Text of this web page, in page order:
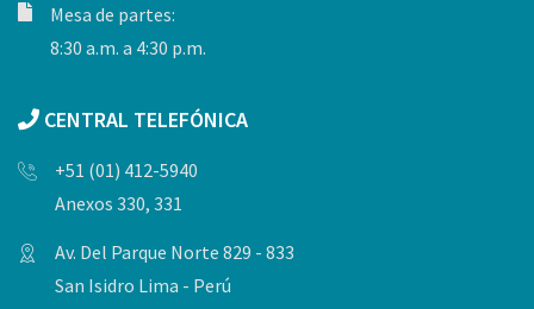
Mesa de partes:
8:30 a.m. a 4:30 p.m.
CENTRAL TELEFÓNICA
+51 (01) 412-5940
Anexos 330, 331
Av. Del Parque Norte 829 - 833
San Isidro Lima - Perú